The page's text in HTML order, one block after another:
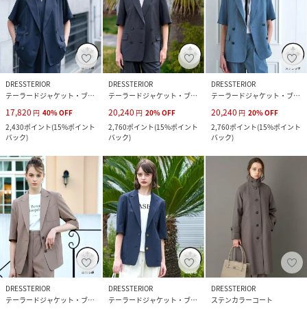
DRESSTERIOR
テーラードジャケット・ブレザー
17,820 円 40%OFF
2,430ポイント(15%ポイント
バック)
DRESSTERIOR
テーラードジャケット・ブレザー
20,240 円 20%OFF
2,760ポイント(15%ポイント
バック)
DRESSTERIOR
テーラードジャケット・ブレザー
20,240 円 20%OFF
2,760ポイント(15%ポイント
バック)
DRESSTERIOR
テーラードジャケット・ブレザー
DRESSTERIOR
テーラードジャケット・ブレザー
DRESSTERIOR
ステンカラーコート